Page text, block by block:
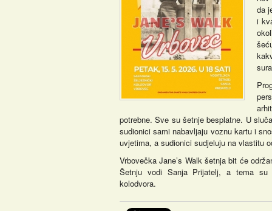
da
i
potrebne. Sve su šetnje besplatne. U
sudionici sami nabavljaju voznu kartu i
uvjetima, a sudionici sudjeluju na vlastitu
Vrbovečka Jane’s Walk šetnja bit će
Šetnju vodi Sanja Prijatelj, a tema su
kolodvora.